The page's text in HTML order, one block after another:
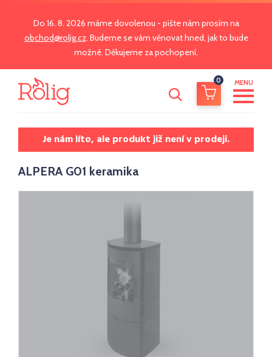
Do 16. 8. 2026 máme dovolenou - pište nám prosím na
obchod@rolig.cz. Budeme se vám věnovat hned, jak to bude
možné. Děkujeme za pochopení.
0 MENU
Je nám líto, ale produkt již není v prodeji.
ALPERA G01 keramika